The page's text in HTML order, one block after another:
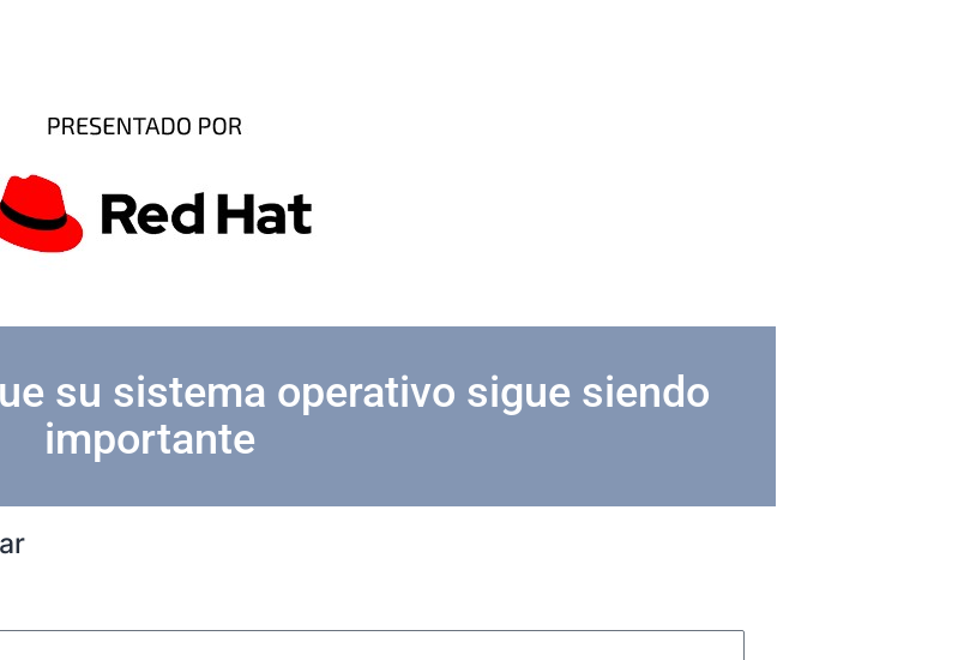
su sistema operativo sigue siendo
importante